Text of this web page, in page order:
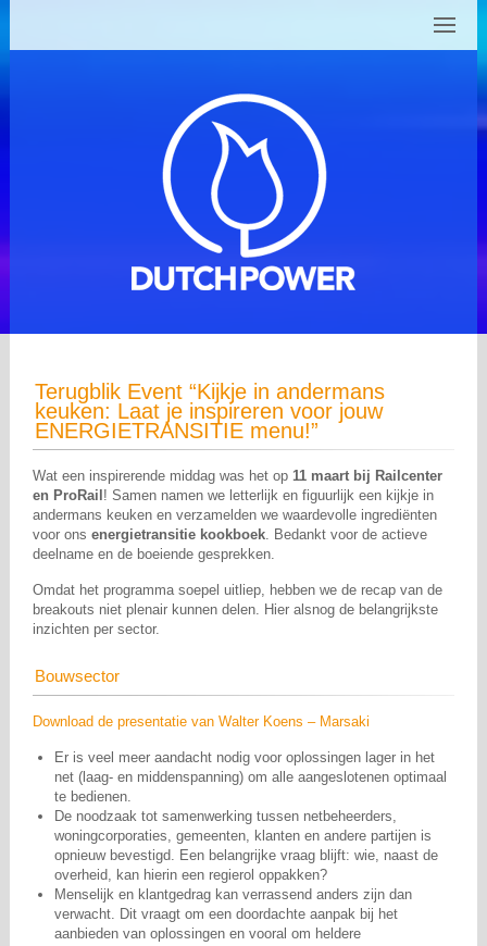
Terugblik Event “Kijkje in andermans
keuken: Laat je inspireren voor jouw
ENERGIETRANSITIE menu!”
Wat een inspirerende middag was het op11 maart bij Railcenter
en ProRail ! Samen namen we letterlijk en figuurlijk een kijkje in
andermans keuken en verzamelden we waardevolle ingrediënten
voor onsenergietransitie kookboek. Bedankt voor de actieve
deelname en de boeiende gesprekken.
Omdat het programma soepel uitliep, hebben we de recap van de
breakouts niet plenair kunnen delen. Hier alsnog de belangrijkste
inzichten per sector.
Bouwsector
Download de presentatie van Walter Koens – Marsaki
Er is veel meer aandacht nodig voor oplossingen lager in het
net (laag- en middenspanning) om alle aangeslotenen optimaal
te bedienen.
De noodzaak tot samenwerking tussen netbeheerders,
woningcorporaties, gemeenten, klanten en andere partijen is
opnieuw bevestigd. Een belangrijke vraag blijft: wie, naast de
overheid, kan hierin een regierol oppakken?
Menselijk en klantgedrag kan verrassend anders zijn dan
verwacht. Dit vraagt om een doordachte aanpak bij het
aanbieden van oplossingen en vooral om heldere